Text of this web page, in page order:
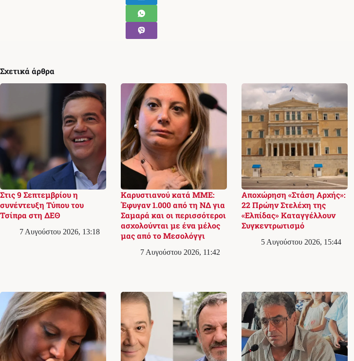
Σχετικά άρθρα
Στις 9 Σεπτεμβρίου η
συνέντευξη Τύπου του
Τσίπρα στη ΔΕΘ
7 Αυγούστου 2026, 13:18
Καρυστιανού κατά ΜΜΕ:
Έφυγαν 1.000 από τη ΝΔ για
Σαμαρά και οι περισσότεροι
ασχολούνται με ένα μέλος
μας από το Μεσολόγγι
7 Αυγούστου 2026, 11:42
Αποχώρηση «Στάση Αρχής»:
22 Πρώην Στελέχη της
«Ελπίδας» Καταγγέλλουν
Συγκεντρωτισμό
5 Αυγούστου 2026, 15:44